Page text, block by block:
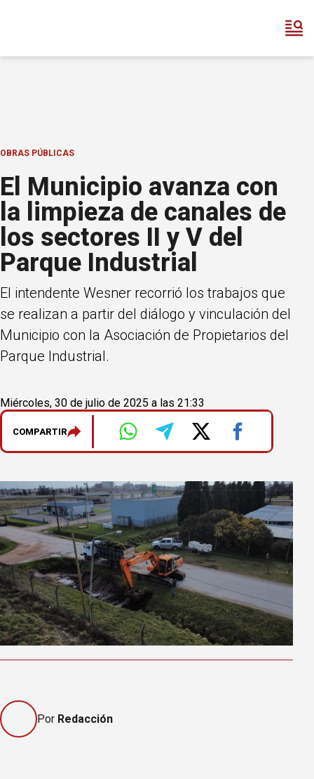
OBRAS PÚBLICAS
El Municipio avanza con
la limpieza de canales de
los sectores II y V del
Parque Industrial
El intendente Wesner recorrió los trabajos que
se realizan a partir del diálogo y vinculación del
Municipio con la Asociación de Propietarios del
Parque Industrial.
Miércoles, 30 de julio de 2025 a las 21:33
COMPARTIR
Por Redacción